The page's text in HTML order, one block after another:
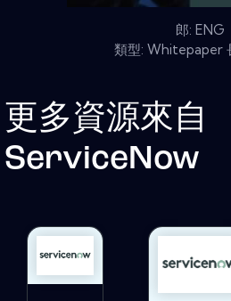
郎: ENG
類型: Whitepaper
更多資源來自
ServiceNow